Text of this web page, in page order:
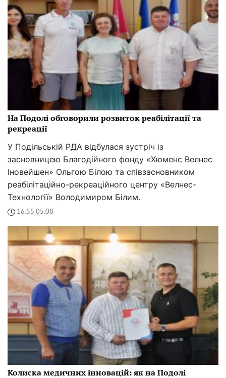
На Подолі обговорили розвиток реабілітації та
рекреації
У Подільській РДА відбулася зустріч із
засновницею Благодійного фонду «Хюменс Велнес
Іновейшен» Ольгою Білою та співзасновником
реабілітаційно-рекреаційного центру «Велнес-
Технології» Володимиром Білим.
16:55 05.08
Колиска медичних інновацій: як на Подолі